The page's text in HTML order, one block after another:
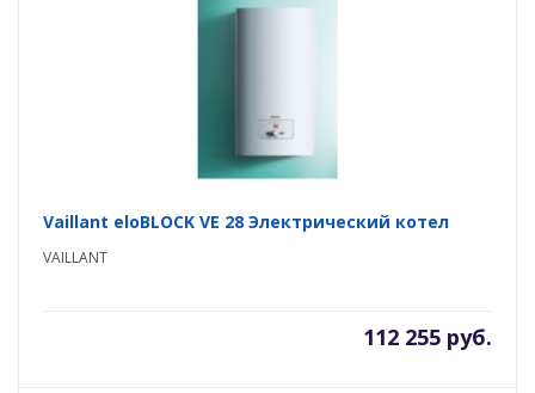
Vaillant eloBLOCK VE 28 Электрический котел
VAILLANT
112 255 руб.